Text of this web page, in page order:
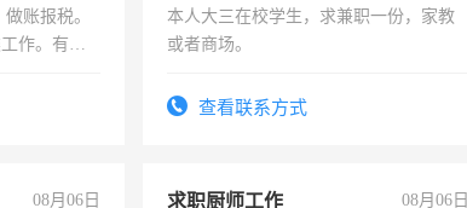
账报税。
作。有会
本人大三在校学生，求兼职一份，家教
或者商场。
查看联系方式
08月06日 求职厨师工作 08月06日